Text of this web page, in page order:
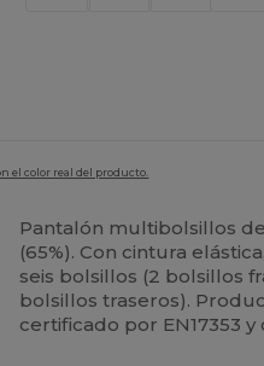
el color real del producto.
Pantalón multibolsillos
(65%). Con cintura
seis bolsillos (2 bolsillos
bolsillos traseros).
certificado por EN17353 y